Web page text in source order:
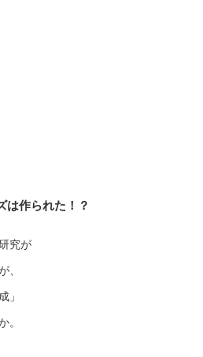
は作られた！？
究が
、
」
。